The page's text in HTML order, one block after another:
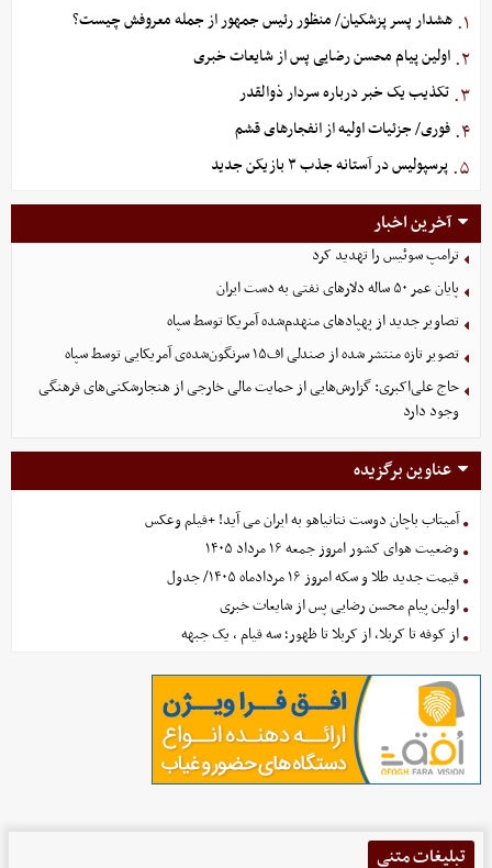
۱. هشدار پسر پزشکیان/ منظور رئیس جمهور از جمله معروفش چیست؟
۲. اولین پیام محسن رضایی پس از شایعات خبری
۳. تکذیب یک خبر درباره سردار ذوالقدر
۴. فوری/ جزئیات اولیه از انفجارهای قشم
۵. پرسپولیس در آستانه جذب ۳ بازیکن جدید
آخرین اخبار
ترامپ سوئیس را تهدید کرد
پایان عمر ۵۰ ساله دلارهای نفتی به دست ایران
تصاویر جدید از پهپادهای منهدم‌شده آمریکا توسط سپاه
تصویر تازه منتشر شده از صندلی اف۱۵ سرنگون‌شده‌ی آمریکایی توسط سپاه
حاج علی‌اکبری: گزارش‌هایی از حمایت مالی خارجی از هنجارشکنی‌های فرهنگی
وجود دارد
عناوین برگزیده
آمیتاب باچان دوست نتانیاهو به ایران می آید! +فیلم وعکس
وضعیت هوای کشور امروز جمعه ۱۶ مرداد ۱۴۰۵
قیمت جدید طلا و سکه امروز ۱۶ مردادماه ۱۴۰۵/ جدول
اولین پیام محسن رضایی پس از شایعات خبری
از کوفه تا کربلا، از کربلا تا ظهور؛ سه قیام ، یک جبهه
تبلیغات متنی